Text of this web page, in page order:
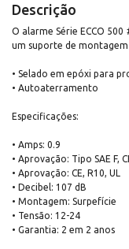
Descrição
O alarme Série ECCO
um suporte de montagem
• Selado em epóxi para
• Autoaterramento
Especificações:
• Amps: 0.9
• Aprovação: Tipo SAE F,
• Aprovação: CE, R10, UL
• Decibel: 107 dB
• Montagem: Surpefície
• Tensão: 12-24
• Garantia: 2 em 2 anos